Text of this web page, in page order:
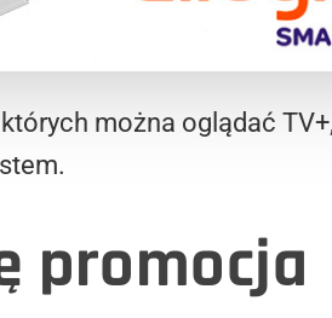
można oglądać
promocja